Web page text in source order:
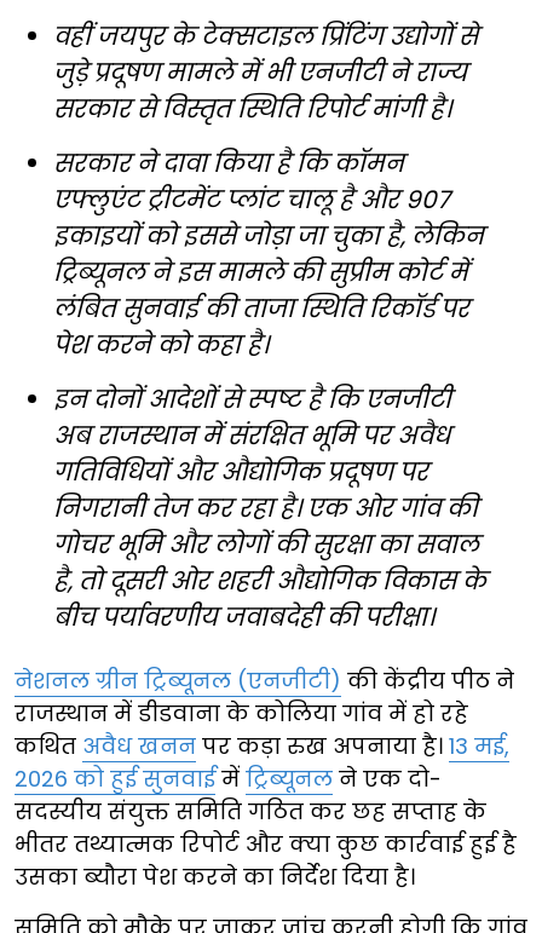
वहीं जयपुर के टेक्सटाइल प्रिंटिंग उद्योगों से
जुड़े प्रदूषण मामले में भी एनजीटी ने राज्य
सरकार से विस्तृत स्थिति रिपोर्ट मांगी है।
सरकार ने दावा किया है कि कॉमन
एफ्लुएंट ट्रीटमेंट प्लांट चालू है और 907
इकाइयों को इससे जोड़ा जा चुका है, लेकिन
ट्रिब्यूनल ने इस मामले की सुप्रीम कोर्ट में
लंबित सुनवाई की ताजा स्थिति रिकॉर्ड पर
पेश करने को कहा है।
इन दोनों आदेशों से स्पष्ट है कि एनजीटी
अब राजस्थान में संरक्षित भूमि पर अवैध
गतिविधियों और औद्योगिक प्रदूषण पर
निगरानी तेज कर रहा है। एक ओर गांव की
गोचर भूमि और लोगों की सुरक्षा का सवाल
है, तो दूसरी ओर शहरी औद्योगिक विकास के
बीच पर्यावरणीय जवाबदेही की परीक्षा।
नेशनल ग्रीन ट्रिब्यूनल (एनजीटी) की केंद्रीय पीठ ने
राजस्थान में डीडवाना के कोलिया गांव में हो रहे
कथित अवैध खनन पर कड़ा रुख अपनाया है। 13 मई,
2026 को हुई सुनवाईमें ट्रिब्यूनल ने एक दो-
सदस्यीय संयुक्त समिति गठित कर छह सप्ताह के
भीतर तथ्यात्मक रिपोर्ट और क्या कुछ कार्रवाई हुई है
उसका ब्यौरा पेश करने का निर्देश दिया है।
समिति को मौके पर जाकर जांच करनी होगी कि गांव